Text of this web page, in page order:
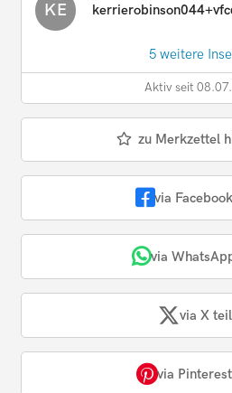
KE
5 weitere
Aktiv seit
zu Merkzettel
via
via
via X
via